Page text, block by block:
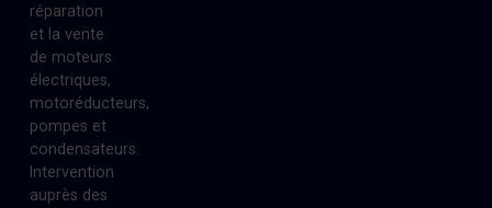
réparation
et la vente
de moteurs
électriques,
motoréducteurs,
pompes et
condensateurs.
Intervention
auprès des